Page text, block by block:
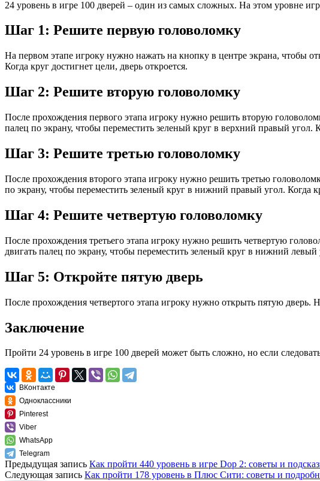
24 уровень в игре 100 дверей – один из самых сложных. На этом уровне
Шаг 1: Решите первую головоломку
На первом этапе игроку нужно нажать на кнопку в центре экрана, чтобы
Когда круг достигнет цели, дверь откроется.
Шаг 2: Решите вторую головоломку
После прохождения первого этапа игроку нужно решить вторую
палец по экрану, чтобы переместить зеленый круг в верхний правый угол.
Шаг 3: Решите третью головоломку
После прохождения второго этапа игроку нужно решить третью
по экрану, чтобы переместить зеленый круг в нижний правый угол. Когда
Шаг 4: Решите четвертую головоломку
После прохождения третьего этапа игроку нужно решить четвертую
двигать палец по экрану, чтобы переместить зеленый круг в нижний левый
Шаг 5: Откройте пятую дверь
После прохождения четвертого этапа игроку нужно открыть пятую
Заключение
Пройти 24 уровень в игре 100 дверей может быть сложно, но если
ВКонтакте
Одноклассники
Pinterest
Viber
WhatsApp
Telegram
Предыдущая запись Как пройти 440 уровень в игре Dop 2: советы и
Следующая запись Как пройти 178 уровень в Плюс Сити: советы и